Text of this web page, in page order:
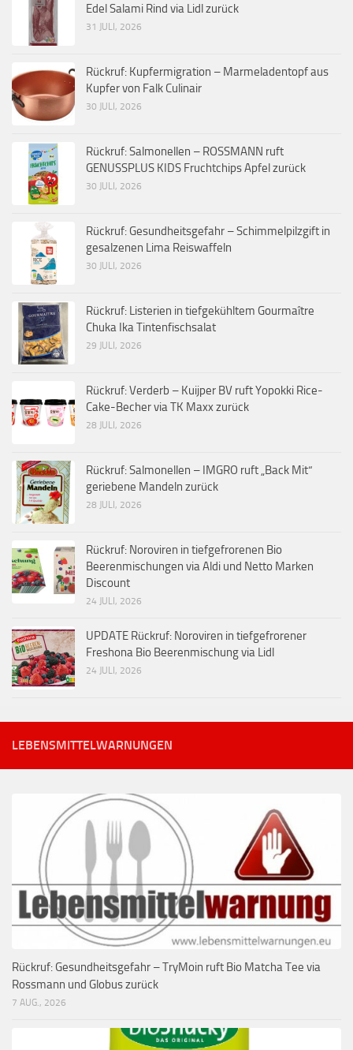
Edel Salami Rind via Lidl zurück
31 JULI, 2026
Rückruf: Kupfermigration – Marmeladentopf aus
Kupfer von Falk Culinair
30 JULI, 2026
Rückruf: Salmonellen – ROSSMANN ruft
GENUSSPLUS KIDS Fruchtchips Apfel zurück
30 JULI, 2026
Rückruf: Gesundheitsgefahr – Schimmelpilzgift in
gesalzenen Lima Reiswaffeln
30 JULI, 2026
Rückruf: Listerien in tiefgekühltem Gourmaître
Chuka Ika Tintenfischsalat
29 JULI, 2026
Rückruf: Verderb – Kuijper BV ruft Yopokki Rice-
Cake-Becher via TK Maxx zurück
28 JULI, 2026
Rückruf: Salmonellen – IMGRO ruft „Back Mit“
geriebene Mandeln zurück
28 JULI, 2026
Rückruf: Noroviren in tiefgefrorenen Bio
Beerenmischungen via Aldi und Netto Marken
Discount
24 JULI, 2026
UPDATE Rückruf: Noroviren in tiefgefrorener
Freshona Bio Beerenmischung via Lidl
24 JULI, 2026
LEBENSMITTELWARNUNGEN
Rückruf: Gesundheitsgefahr – TryMoin ruft Bio Matcha Tee via
Rossmann und Globus zurück
7 AUG., 2026